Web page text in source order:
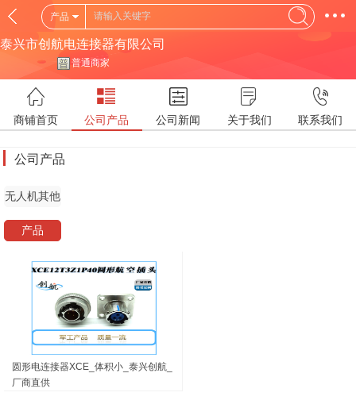
产品
泰兴市创航电连接器有限公司
普通商家
商铺首页 公司产品 公司新闻 关于我们 联系我们
公司产品
无人机其他
产品
圆形电连接器XCE_体积小_泰兴创航_
厂商直供